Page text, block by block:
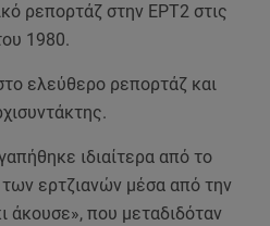
ρεπορτάζ στην ΕΡΤ2 στις
1980.
ελεύθερο ρεπορτάζ και
ιδιαίτερα από το
των ερτζιανών μέσα από την
άκουσε», που μεταδιδόταν